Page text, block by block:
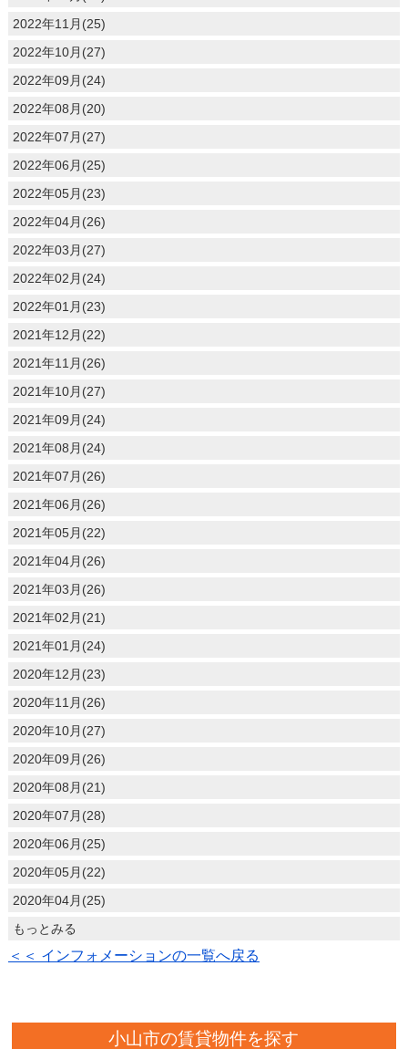
2022年11月(25)
2022年10月(27)
2022年09月(24)
2022年08月(20)
2022年07月(27)
2022年06月(25)
2022年05月(23)
2022年04月(26)
2022年03月(27)
2022年02月(24)
2022年01月(23)
2021年12月(22)
2021年11月(26)
2021年10月(27)
2021年09月(24)
2021年08月(24)
2021年07月(26)
2021年06月(26)
2021年05月(22)
2021年04月(26)
2021年03月(26)
2021年02月(21)
2021年01月(24)
2020年12月(23)
2020年11月(26)
2020年10月(27)
2020年09月(26)
2020年08月(21)
2020年07月(28)
2020年06月(25)
2020年05月(22)
2020年04月(25)
もっとみる
＜＜ インフォメーションの一覧へ戻る
小山市の賃貸物件を探す